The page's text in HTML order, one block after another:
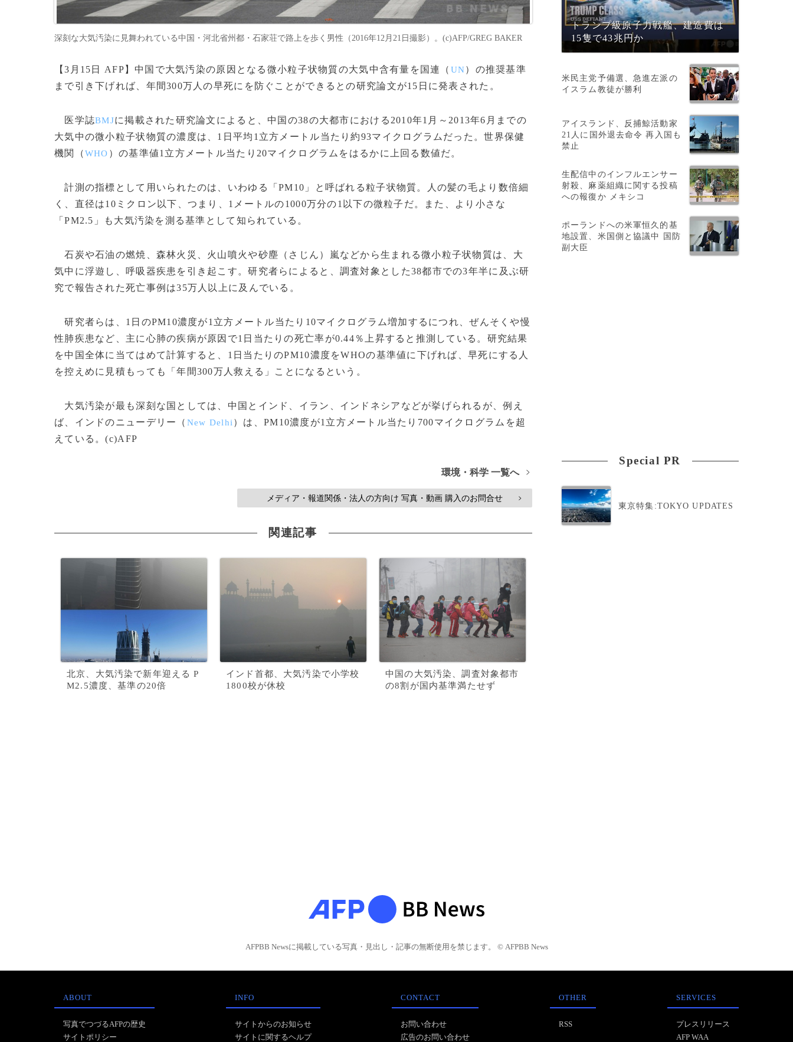
深刻な大気汚染に見舞われている中国・河北省州都・石家荘で路上を歩く男性（2016年12月21日撮影）。(c)AFP/GREG BAKER
【3月15日 AFP】中国で大気汚染の原因となる微小粒子状物質の大気中含有量を国連（ UN）の推奨基準
まで引き下げれば、年間300万人の早死にを防ぐことができるとの研究論文が15日に発表された。
医学誌BMJに掲載された研究論文によると、中国の38の大都市における2010年1月～2013年6月までの
大気中の微小粒子状物質の濃度は、1日平均1立方メートル当たり約93マイクログラムだった。世界保健
機関（WHO ）の基準値1立方メートル当たり20マイクログラムをはるかに上回る数値だ。
計測の指標として用いられたのは、いわゆる「PM10」と呼ばれる粒子状物質。人の髪の毛より数倍細
く、直径は10ミクロン以下、つまり、1メートルの1000万分の1以下の微粒子だ。また、より小さな
「PM2.5」も大気汚染を測る基準として知られている。
石炭や石油の燃焼、森林火災、火山噴火や砂塵（さじん）嵐などから生まれる微小粒子状物質は、大
気中に浮遊し、呼吸器疾患を引き起こす。研究者らによると、調査対象とした38都市での3年半に及ぶ研
究で報告された死亡事例は35万人以上に及んでいる。
研究者らは、1日のPM10濃度が1立方メートル当たり10マイクログラム増加するにつれ、ぜんそくや慢
性肺疾患など、主に心肺の疾病が原因で1日当たりの死亡率が0.44％上昇すると推測している。研究結果
を中国全体に当てはめて計算すると、1日当たりのPM10濃度をWHOの基準値に下げれば、早死にする人
を控えめに見積もっても「年間300万人救える」ことになるという。
大気汚染が最も深刻な国としては、中国とインド、イラン、インドネシアなどが挙げられるが、例え
ば、インドのニューデリー（ New Delhi ）は、PM10濃度が1立方メートル当たり700マイクログラムを超
えている。(c)AFP
環境・科学 一覧へ >
メディア・報道関係・法人の方向け 写真・動画 購入のお問合せ >
関連記事
北京、大気汚染で新年迎える P
M2.5濃度、基準の20倍
インド首都、大気汚染で小学校
1800校が休校
中国の大気汚染、調査対象都市
の8割が国内基準満たせず
トランプ級原子力戦艦、建造費は
15隻で43兆円か
米民主党予備選、急進左派の
イスラム教徒が勝利
アイスランド、反捕鯨活動家
21人に国外退去命令 再入国も
禁止
生配信中のインフルエンサー
射殺、麻薬組織に関する投稿
への報復か メキシコ
ポーランドへの米軍恒久的基
地設置、米国側と協議中 国防
副大臣
Special PR
東京特集:TOKYO UPDATES
AFPBB Newsに掲載している写真・見出し・記事の無断使用を禁じます。 © AFPBB News
ABOUT
写真でつづるAFPの歴史
サイトポリシー
INFO
サイトからのお知らせ
サイトに関するヘルプ
CONTACT
お問い合わせ
広告のお問い合わせ
OTHER
RSS
SERVICES
プレスリリース
AFP WAA